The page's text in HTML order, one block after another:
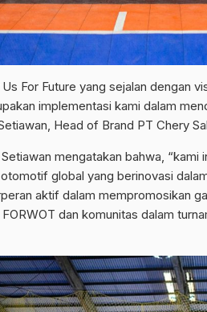
For Future yang sejalan dengan
implementasi kami dalam
Head of Brand PT Chery
mengatakan bahwa, “kami
global yang berinovasi
aktif dalam mempromosikan
dan komunitas dalam